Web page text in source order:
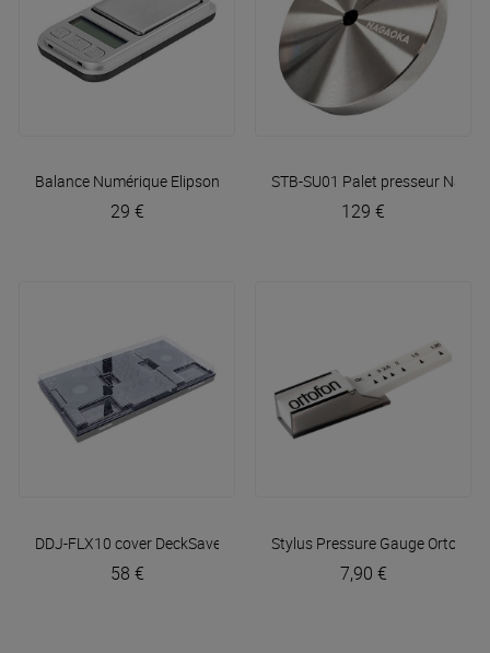
Balance Numérique Elipson
29 €
STB-SU01 Palet presseur
129 €
DDJ-FLX10 cover DeckSaver
58 €
Stylus Pressure Gauge Ortofon
7,90 €